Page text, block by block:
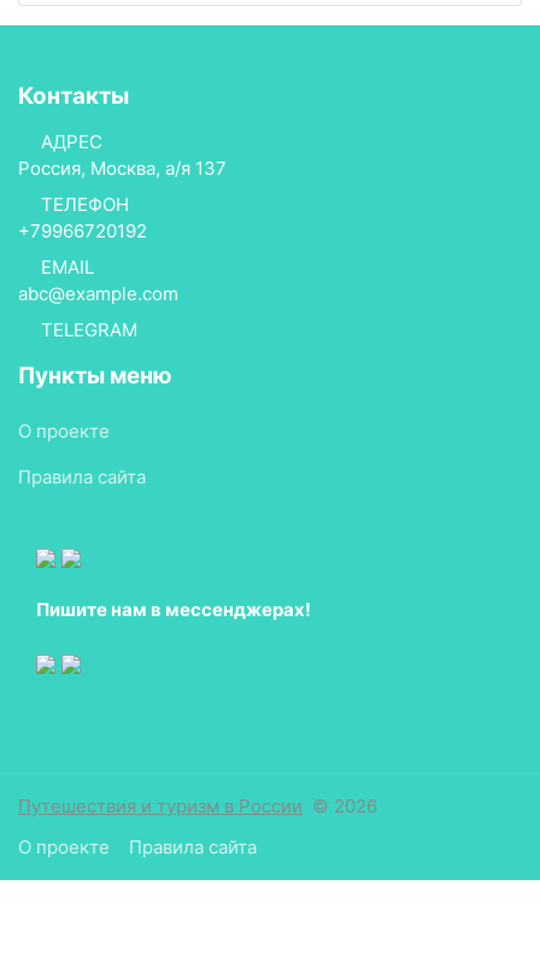
Контакты
АДРЕС
Россия, Москва, а/я 137
ТЕЛЕФОН
+79966720192
EMAIL
abc@example.com
TELEGRAM
Пункты меню
О проекте
Правила сайта
Пишите нам в мессенджерах!
Путешествия и туризм в России © 2026
О проекте
Правила сайта